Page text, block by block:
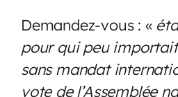
Demandez-vous : «
pour qui peu importait
sans mandat
vote de l’Assemblée